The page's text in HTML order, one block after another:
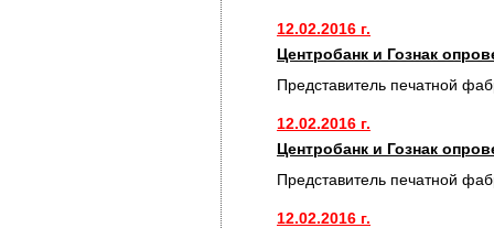
12.02.2016 г.
Центробанк и Гознак
Представитель печатной
12.02.2016 г.
Центробанк и Гознак
Представитель печатной
12.02.2016 г.